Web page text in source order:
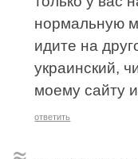
нормальную
идите на
украинский,
моему сайту
ответить